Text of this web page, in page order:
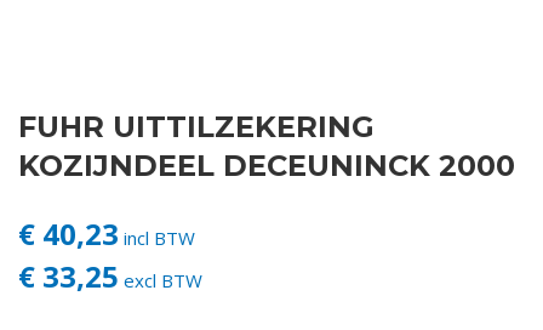
Login
FUHR UITTILZEKERING
KOZIJNDEEL DECEUNINCK 2000
€ 40,23 incl BTW
€ 33,25 excl BTW